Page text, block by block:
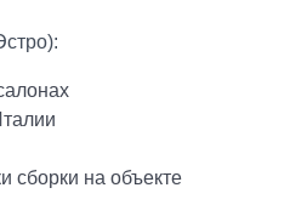
сборки на объекте